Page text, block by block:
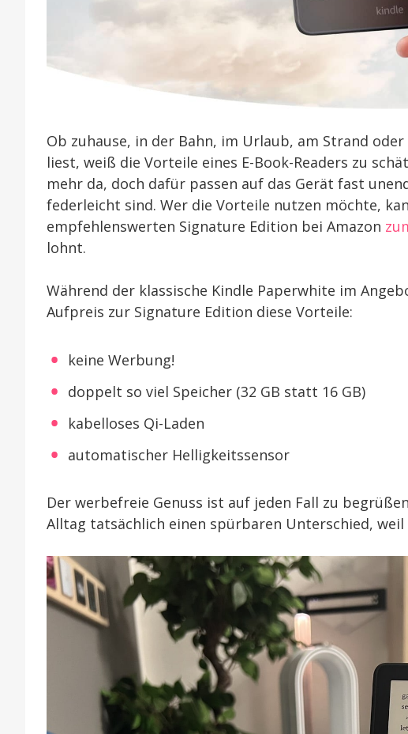
Ob zuhause, in der Bahn, im Urlaub, am Strand
liest, weiß die Vorteile eines E-Book-Readers zu
mehr da, doch dafür passen auf das Gerät fast
federleicht sind. Wer die Vorteile nutzen möchte,
empfehlenswerten Signature Edition bei Amazon
lohnt.
Während der klassische Kindle Paperwhite im
Aufpreis zur Signature Edition diese Vorteile:
keine Werbung!
doppelt so viel Speicher (32 GB statt 16 GB)
kabelloses Qi-Laden
automatischer Helligkeitssensor
Der werbefreie Genuss ist auf jeden Fall zu
Alltag tatsächlich einen spürbaren Unterschied,